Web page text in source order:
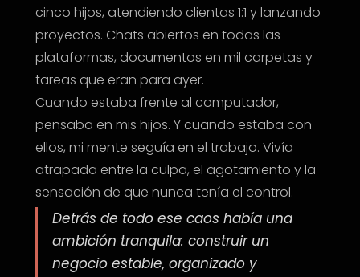
cinco hijos, atendiendo clientas 1:1 y lanzando
proyectos. Chats abiertos en todas las
plataformas, documentos en mil carpetas y
tareas que eran para ayer.
Cuando estaba frente al computador,
pensaba en mis hijos. Y cuando estaba con
ellos, mi mente seguía en el trabajo. Vivía
atrapada entre la culpa, el agotamiento y la
sensación de que nunca tenía el control.
Detrás de todo ese caos había una
ambición tranquila: construir un
negocio estable, organizado y